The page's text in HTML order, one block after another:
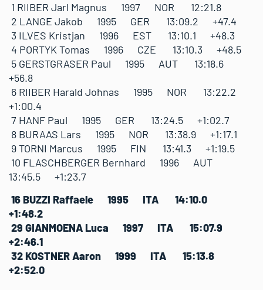
1 RIIBER Jarl Magnus 1997 NOR 12:21.8
2 LANGE Jakob 1995 GER 13:09.2 +47.4
3 ILVES Kristjan 1996 EST 13:10.1 +48.3
4 PORTYK Tomas 1996 CZE 13:10.3 +48.5
5 GERSTGRASER Paul 1995 AUT 13:18.6
+56.8
6 RIIBER Harald Johnas 1995 NOR 13:22.2
+1:00.4
7 HANF Paul 1995 GER 13:24.5 +1:02.7
8 BURAAS Lars 1995 NOR 13:38.9 +1:17.1
9 TORNI Marcus 1995 FIN 13:41.3 +1:19.5
10 FLASCHBERGER Bernhard 1996 AUT
13:45.5 +1:23.7
16 BUZZI Raffaele 1995 ITA 14:10.0
+1:48.2
29 GIANMOENA Luca 1997 ITA 15:07.9
+2:46.1
32 KOSTNER Aaron 1999 ITA 15:13.8
+2:52.0